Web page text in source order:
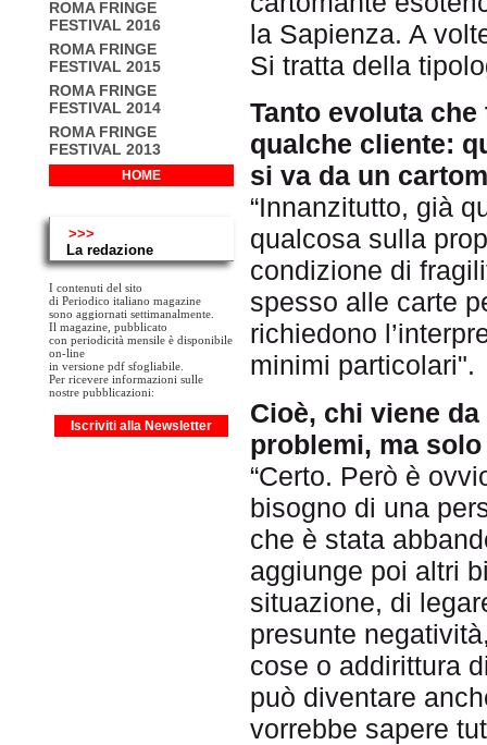
ROMA FRINGE
FESTIVAL 2016
ROMA FRINGE
FESTIVAL 2015
ROMA FRINGE
FESTIVAL 2014
ROMA FRINGE
FESTIVAL 2013
HOME
>>>
La redazione
I contenuti del sito
di Periodico italiano magazine
sono aggiornati settimanalmente.
Il magazine, pubblicato
con periodicità mensile è disponibile
on-line
in versione pdf sfogliabile.
Per ricevere informazioni sulle
nostre pubblicazioni:
Iscriviti alla Newsletter
la Sapienza. A
Si tratta della
Tanto evoluta
qualche cliente:
si va da un
“Innanzitutto, già
qualcosa sulla
condizione di
spesso alle carte
richiedono
minimi particolari".
Cioè, chi viene
problemi, ma
“Certo. Però è
bisogno di una
che è stata
aggiunge poi altri
situazione, di
presunte
cose o addirittura
può diventare
vorrebbe sapere